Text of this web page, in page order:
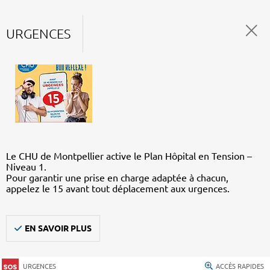
URGENCES
Le CHU de Montpellier active le Plan Hôpital en Tension –
Niveau 1.
Pour garantir une prise en charge adaptée à chacun,
appelez le 15 avant tout déplacement aux urgences.
EN SAVOIR PLUS
URGENCES ACCÈS RAPIDES